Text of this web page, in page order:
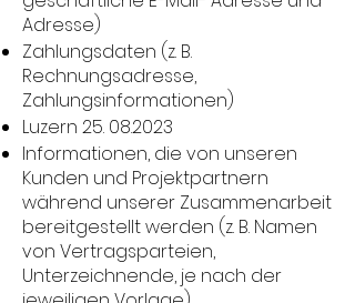
Adresse)
Zahlungsdaten (z. B.
Rechnungsadresse,
Zahlungsinformationen)
Luzern 25. 08.2023
Informationen, die von unseren
Kunden und Projektpartnern
während unserer Zusammenarbeit
bereitgestellt werden (z. B. Namen
von Vertragsparteien,
Unterzeichnende, je nach der